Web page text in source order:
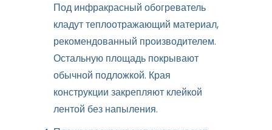
Под инфракрасный обогреватель
кладут теплоотражающий материал,
рекомендованный производителем.
Остальную площадь покрывают
обычной подложкой. Края
конструкции закрепляют клейкой
лентой без напыления.